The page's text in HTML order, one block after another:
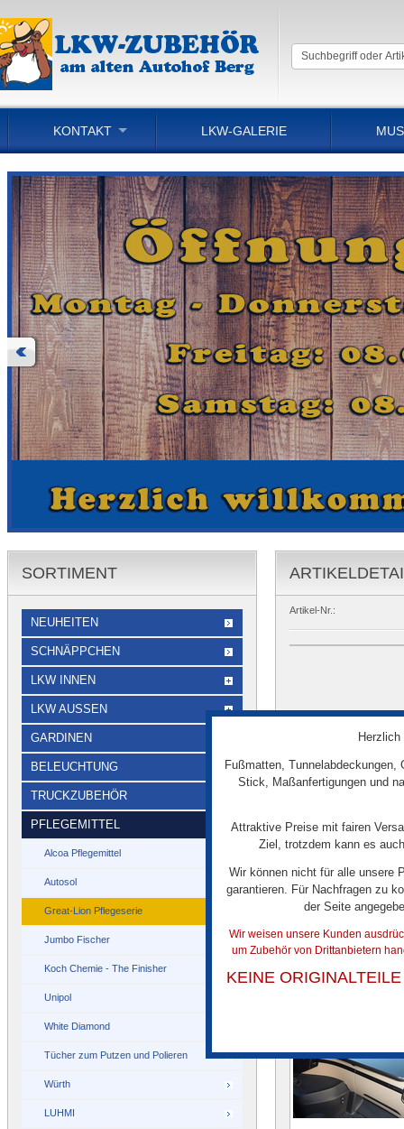
KONTAKT LKW-GALERIE
Artikel-Nr.:
Ï¿½HNLICHE
SORTIMENT
NEUHEITEN
SCHNÄPPCHEN
LKW INNEN
LKW AUSSEN
GARDINEN
BELEUCHTUNG
TRUCKZUBEHÖR
PFLEGEMITTEL
Alcoa Pflegemittel
Autosol
Great-Lion Pflegeserie
Jumbo Fischer
Koch Chemie - The Finisher
Unipol
White Diamond
Tücher zum Putzen und Polieren
Würth
LUHMI
Herzlich
Fußmatten, Tunnelabdeckungen,
Stick, Maßanfertigungen und
Attraktive Preise mit fairen
Ziel, trotzdem kann es
Wir können nicht für alle unsere
garantieren. Für Nachfragen zu
der Seite
Wir weisen unsere Kunden
um Zubehör von Drittanbietern
KEINE